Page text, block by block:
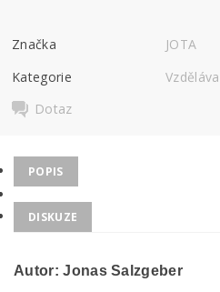
Značka
JOTA
Kategorie
Dotaz
POPIS
DISKUZE
Autor: Jonas Salzgeber